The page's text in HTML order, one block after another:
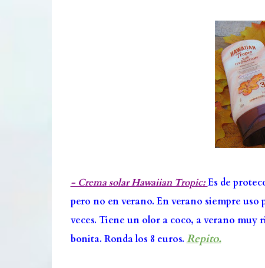
- Crema solar Hawaiian Tropic:Es de
pero no en verano. En verano siempre
veces. Tiene un olor a coco, a verano
bonita. Ronda los 8 euros. Repito.